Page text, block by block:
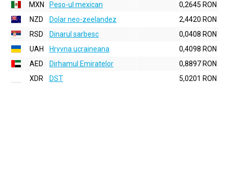
MXN
Peso-ul mexican
0,2645 RON
NZD
Dolar neo-zeelandez
2,4420 RON
RSD
Dinarul sarbesc
0,0408 RON
UAH
Hryvna ucraineana
0,4098 RON
AED
Dirhamul Emiratelor
0,8897 RON
XDR
DST 5,0201 RON